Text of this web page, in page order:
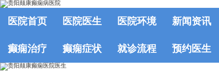
医院首页 医院医生 医院环境 新闻资讯
癫痫治疗 癫痫症状 就诊流程 预约医生